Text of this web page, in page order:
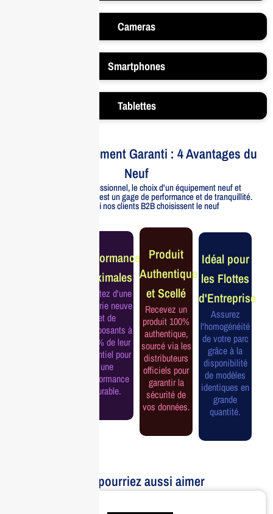
Cameras
Smartphones
Tablettes
Votre Investissement Garanti : 4 Avantages du
Neuf
Pour un usage professionnel, le choix d'un équipement neuf et
officiellement distribué est un gage de performance et de tranquillité.
Voici pourquoi nos clients B2B choisissent le neuf
Performance
Maximales
Profitez d'une
batterie neuve
et de
composants à
100% de leur
potentiel pour
une
performance
durable.
Produit
Authentique
et Scellé
Recevez un
produit 100%
authentique,
sourcé via les
distributeurs
officiels pour
garantir la
sécurité de
vos données.
Idéal pour
les Flottes
d'Entreprise
Assurez
l'homogénéité
de votre parc
grâce à la
disponibilité
de modèles
identiques en
grande
quantité.
Vous pourriez aussi aimer